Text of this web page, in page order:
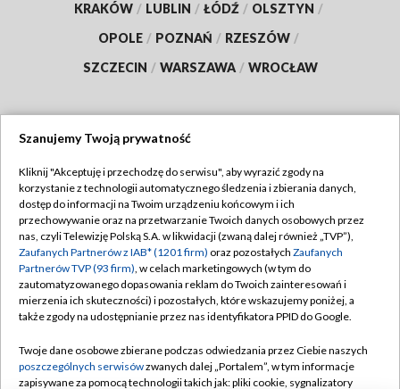
KRAKÓW / LUBLIN / ŁÓDŹ / OLSZTYN /
OPOLE / POZNAŃ / RZESZÓW /
SZCZECIN / WARSZAWA / WROCŁAW
TVP
Abonament TVP
Emisja w TVP
Centrum informacji TVP
Naziemna Telewizja Cyfrowa
Rada Programowa
Regulamin TVP
Polityka prywatności
Moje zgody
Pomoc
Kontakt
Szanujemy Twoją prywatność
Kliknij "Akceptuję i przechodzę do serwisu", aby wyrazić zgody na
korzystanie z technologii automatycznego śledzenia i zbierania danych,
dostęp do informacji na Twoim urządzeniu końcowym i ich
przechowywanie oraz na przetwarzanie Twoich danych osobowych przez
nas, czyli Telewizję Polską S.A. w likwidacji (zwaną dalej również „TVP”),
Zaufanych Partnerów z IAB* (1201 firm) oraz pozostałych Zaufanych
Partnerów TVP (93 firm), w celach marketingowych (w tym do
zautomatyzowanego dopasowania reklam do Twoich zainteresowań i
mierzenia ich skuteczności) i pozostałych, które wskazujemy poniżej, a
także zgody na udostępnianie przez nas identyfikatora PPID do Google.
Twoje dane osobowe zbierane podczas odwiedzania przez Ciebie naszych
poszczególnych serwisówzwanych dalej „Portalem”, w tym informacje
zapisywane za pomocą technologii takich jak: pliki cookie, sygnalizatory